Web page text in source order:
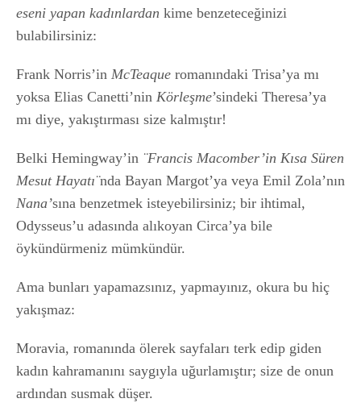
eseni yapan kadınlardan kime benzeteceğinizi
bulabilirsiniz:
Frank Norris’in McTeaque romanındaki Trisa’ya mı
yoksa Elias Canetti’nin Körleşme’sindeki Theresa’ya
mı diye, yakıştırması size kalmıştır!
Belki Hemingway’in ¨Francis Macomber’in Kısa Süren
Mesut Hayatı¨nda Bayan Margot’ya veya Emil Zola’nın
Nana’sına benzetmek isteyebilirsiniz; bir ihtimal,
Odysseus’u adasında alıkoyan Circa’ya bile
öykündürmeniz mümkündür.
Ama bunları yapamazsınız, yapmayınız, okura bu hiç
yakışmaz:
Moravia, romanında ölerek sayfaları terk edip giden
kadın kahramanını saygıyla uğurlamıştır; size de onun
ardından susmak düşer.